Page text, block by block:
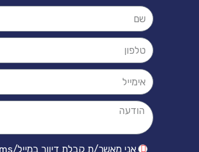
אני מאשר/ת קבלת דיוור במייל/sms